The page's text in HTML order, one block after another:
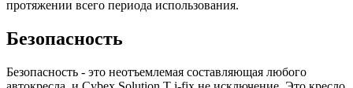
протяжении всего периода использования.
Безопасность
Безопасность - это неотъемлемая составляющая любого